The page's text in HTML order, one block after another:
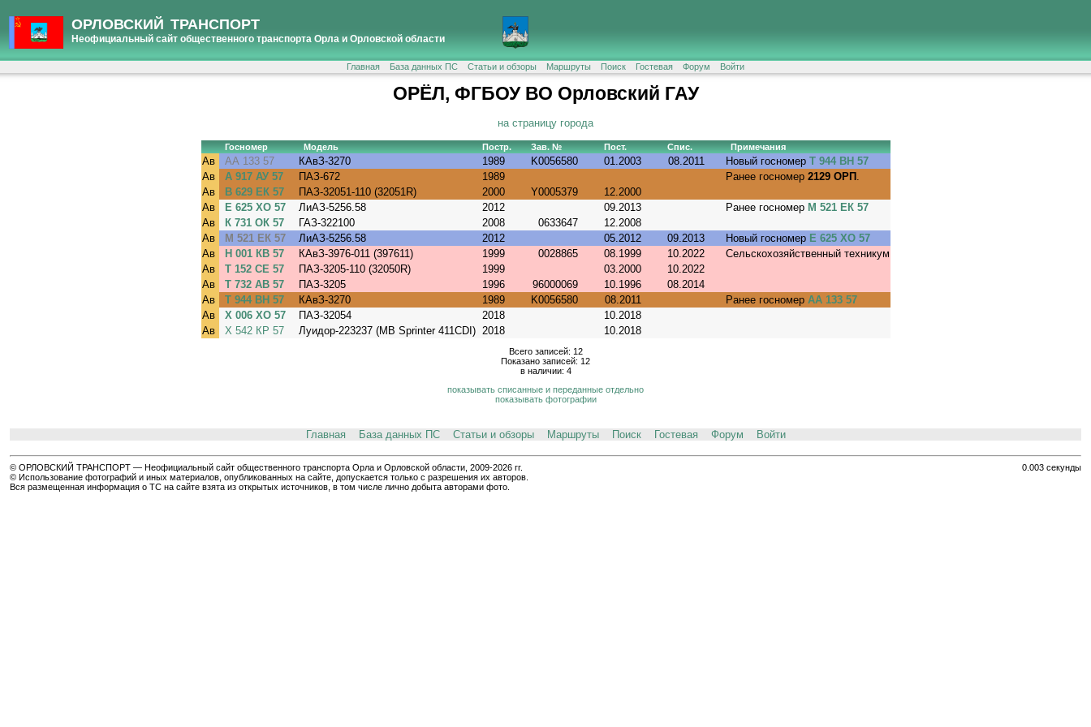
ОРЛОВСКИЙ ТРАНСПОРТ
Неофициальный сайт общественного транспорта Орла и Орловской области
Главная База данных ПС Статьи и обзоры Маршруты Поиск Гостевая Форум Войти
ОРЁЛ, ФГБОУ ВО Орловский ГАУ
на страницу города
Госномер Модель Постр. Зав. № Пост. Спис. Примечания
Ав АА 133 57 КАвЗ-3270 1989 K0056580 01.2003 08.2011 Новый госномер Т 944 ВН 57
Ав
А 917 АУ 57 ПАЗ-672 1989 Ранее госномер 2129 ОРП.
Ав
В 629 ЕК 57 ПАЗ-32051-110 (32051R) 2000 Y0005379
12.2000
Ав
Е 625 ХО 57 ЛиАЗ-5256.58 2012 09.2013 Ранее госномер М 521 ЕК 57
Ав
К 731 ОК 57 ГАЗ-322100 2008 0633647
12.2008
Ав
М 521 ЕК 57 ЛиАЗ-5256.58 2012 05.2012 09.2013 Новый госномер Е 625 ХО 57
Ав
Н 001 КВ 57 КАвЗ-3976-011 (397611) 1999 0028865 08.1999 10.2022
Сельскохозяйственный техникум
Ав
Т 152 СЕ 57 ПАЗ-3205-110 (32050R) 1999 03.2000
10.2022
Ав
Т 732 АВ 57 ПАЗ-3205 1996 96000069 10.1996
08.2014
Ав
Т 944 ВН 57 КАвЗ-3270 1989 K0056580 08.2011 Ранее госномер АА 133 57
Ав
Х 006 ХО 57 ПАЗ-32054 2018
10.2018
Ав
Х 542 КР 57 Луидор-223237 (MB Sprinter 411CDI) 2018 10.2018
Всего записей: 12
Показано записей: 12
в наличии: 4
показывать списанные и переданные отдельно
показывать фотографии
Главная База данных ПС Статьи и обзоры Маршруты Поиск Гостевая Форум Войти
0.003 секунды
© ОРЛОВСКИЙ ТРАНСПОРТ — Неофициальный сайт общественного транспорта Орла и Орловской области, 2009-2026 гг.
© Использование фотографий и иных материалов, опубликованных на сайте, допускается только с разрешения их авторов.
Вся размещенная информация о ТС на сайте взята из открытых источников, в том числе лично добыта авторами фото.